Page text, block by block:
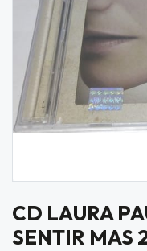
CD LAURA
SENTIR MAS